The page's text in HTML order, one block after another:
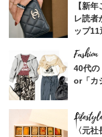
【新
レ読者
ップ11
Fashion
40代の
or「カ
〈元社